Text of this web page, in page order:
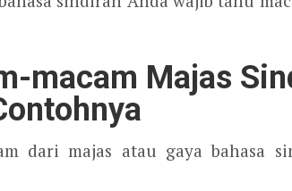
macam Majas
dari majas atau gaya bahasa